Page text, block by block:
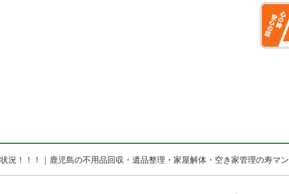
況！！！｜鹿児島の不用品回収・遺品整理・家屋解体・空き家管理の寿マン